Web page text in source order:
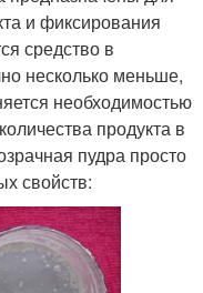
и фиксирования
средство в
несколько меньше,
необходимостью
продукта в
пудра просто
свойств: